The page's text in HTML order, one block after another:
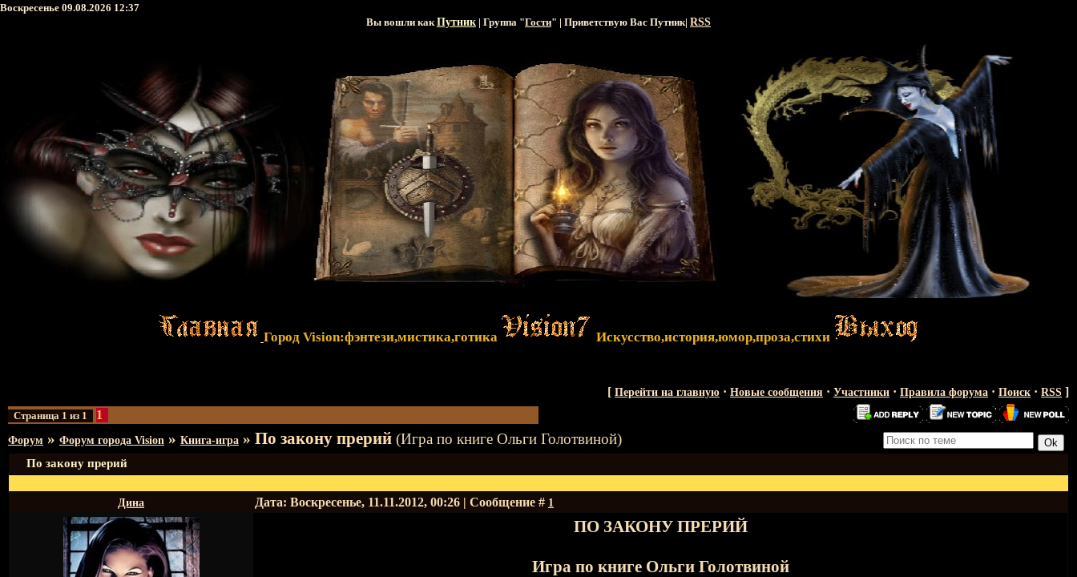
Воскресенье 09.08.2026 12:37
Вы вошли какПутник | Группа "Гости" | Приветствую Вас Путник| RSS
Город Vision:фэнтези,мистика,готика Искусство,история,юмор,проза,стихи
[ Перейти на главную · Новые сообщения · Участники · Правила форума · Поиск · RSS ]
Страница 1 из 1 1
Форум » Форум города Vision » Книга-игра » По закону прерий (Игра по книге Ольги Голотвиной)
По закону прерий
Дина Дата: Воскресенье, 11.11.2012, 00:26 | Сообщение # 1
ПО ЗАКОНУ ПРЕРИЙ
Игра по книге Ольги Голотвиной